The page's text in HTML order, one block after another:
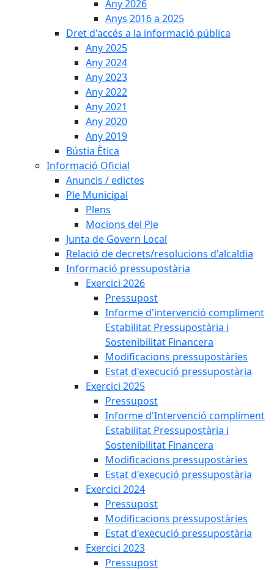
Any 2026
Anys 2016 a 2025
Dret d'accés a la informació pública
Any 2025
Any 2024
Any 2023
Any 2022
Any 2021
Any 2020
Any 2019
Bústia Ètica
Informació Oficial
Anuncis / edictes
Ple Municipal
Plens
Mocions del Ple
Junta de Govern Local
Relació de decrets/resolucions d'alcaldia
Informació pressupostària
Exercici 2026
Pressupost
Informe d'intervenció compliment
Estabilitat Pressupostària i
Sostenibilitat Financera
Modificacions pressupostàries
Estat d'execució pressupostària
Exercici 2025
Pressupost
Informe d'Intervenció compliment
Estabilitat Pressupostària i
Sostenibilitat Financera
Modificacions pressupostàries
Estat d'execució pressupostària
Exercici 2024
Pressupost
Modificacions pressupostàries
Estat d'execució pressupostària
Exercici 2023
Pressupost